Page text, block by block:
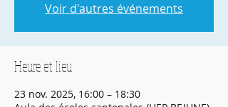
Voir d'autres événements
Heure et lieu
23 nov. 2025, 16:00 – 18:30